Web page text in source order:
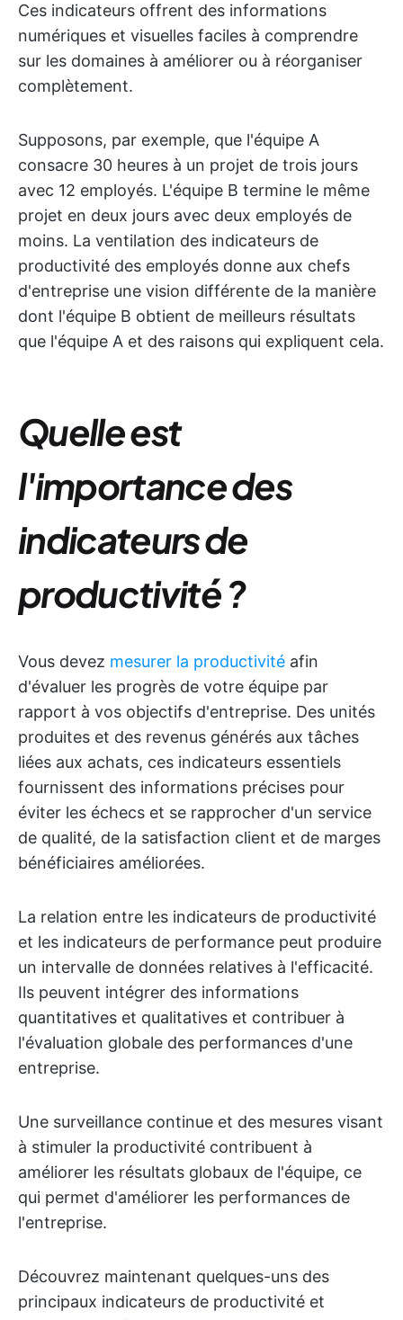
Ces indicateurs offrent des informations
numériques et visuelles faciles à comprendre
sur les domaines à améliorer ou à réorganiser
complètement.
Supposons, par exemple, que l'équipe A
consacre 30 heures à un projet de trois jours
avec 12 employés. L'équipe B termine le même
projet en deux jours avec deux employés de
moins. La ventilation des indicateurs de
productivité des employés donne aux chefs
d'entreprise une vision différente de la manière
dont l'équipe B obtient de meilleurs résultats
que l'équipe A et des raisons qui expliquent cela.
Quelle est
l'importance des
indicateurs de
productivité ?
Vous devez mesurer la productivité afin
d'évaluer les progrès de votre équipe par
rapport à vos objectifs d'entreprise. Des unités
produites et des revenus générés aux tâches
liées aux achats, ces indicateurs essentiels
fournissent des informations précises pour
éviter les échecs et se rapprocher d'un service
de qualité, de la satisfaction client et de marges
bénéficiaires améliorées.
La relation entre les indicateurs de productivité
et les indicateurs de performance peut produire
un intervalle de données relatives à l'efficacité.
Ils peuvent intégrer des informations
quantitatives et qualitatives et contribuer à
l'évaluation globale des performances d'une
entreprise.
Une surveillance continue et des mesures visant
à stimuler la productivité contribuent à
améliorer les résultats globaux de l'équipe, ce
qui permet d'améliorer les performances de
l'entreprise.
Découvrez maintenant quelques-uns des
principaux indicateurs de productivité et